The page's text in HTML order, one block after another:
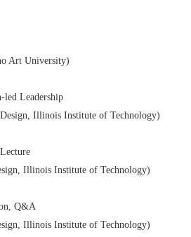
Art University)
led Leadership
Illinois Institute of Technology)
Illinois Institute of Technology)
Q&A
Illinois Institute of Technology)